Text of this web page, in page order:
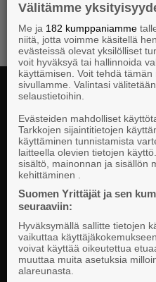
Riksomfattande, regional och
påverkan för SMF-företag.
Välitämme
Me ja 182 kumppaniamme
niitä, jotta voimme käsitellä
evästeissä olevat yksilölliset
voit hyväksyä tai hallinnoida
käyttämisen. Voit tehdä
sivullamme. Valintasi
selaustietoihin.
Evästeiden mahdolliset
Tarkkojen sijaintitietojen
käyttäminen tunnistamista
laitteella olevien tietojen
sisältö, mainonnan ja sisällön
kehittäminen .
Suomen Yrittäjät ja sen
seuraaviin:
Hyväksymällä sallitte tietojen
vaikuttaa
voivat käyttää oikeutettua
muuttaa muita asetuksia
alareunasta.